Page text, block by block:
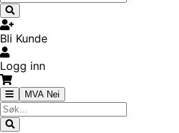
Bli Kunde
Logg inn
MVA Nei